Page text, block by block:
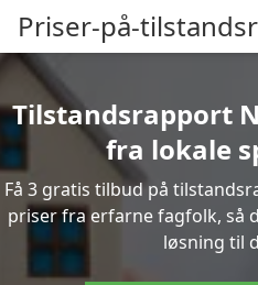
Priser-på-
Tilstandsrapport
fra lokale
Få 3 gratis tilbud på
priser fra erfarne fagfolk, så
løsning til